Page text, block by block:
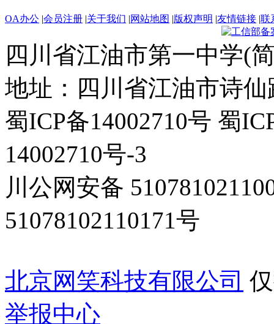
OA办公 |会员注册 |关于我们 |网站地图 |版权声明 |友情链接 |联
四川省江油市第一中学(
地址：四川省江油市诗仙
蜀ICP备14002710号 蜀
14002710号-3
川公网安备
51078102110171号
北京网笑科技有限公司
举报中心